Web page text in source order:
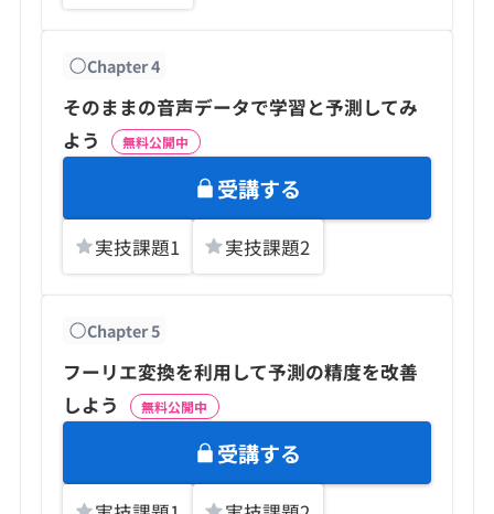
Chapter4
そのままの音声データで学習と予測してみ
よう
無料公開中
受講する
実技課題1 実技課題2
Chapter5
フーリエ変換を利用して予測の精度を改善
しよう
無料公開中
受講する